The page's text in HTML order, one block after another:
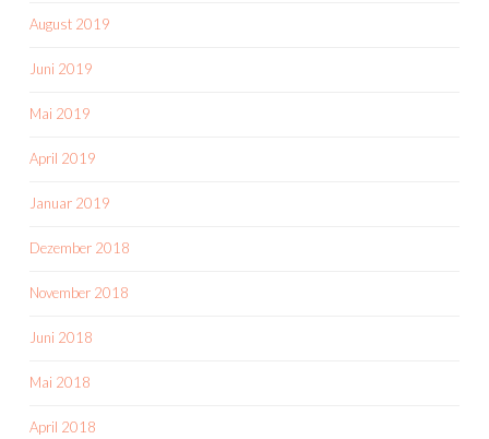
August 2019
Juni 2019
Mai 2019
April 2019
Januar 2019
Dezember 2018
November 2018
Juni 2018
Mai 2018
April 2018